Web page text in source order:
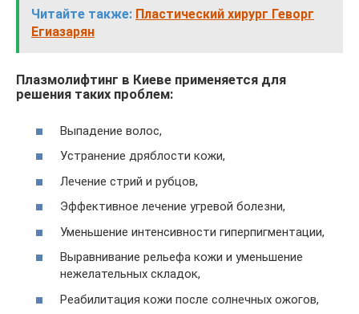
Читайте также: Пластический хирург Геворг
Егиазарян
Плазмолифтинг в Киеве применяется для
решения таких проблем:
Выпадение волос,
Устранение дряблости кожи,
Лечение стрий и рубцов,
Эффективное лечение угревой болезни,
Уменьшение интенсивности гиперпигментации,
Выравнивание рельефа кожи и уменьшение
нежелательных складок,
Реабилитация кожи после солнечных ожогов,